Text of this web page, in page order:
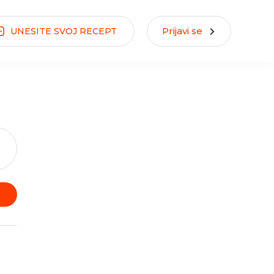
UNESITE SVOJ RECEPT Prijavi se